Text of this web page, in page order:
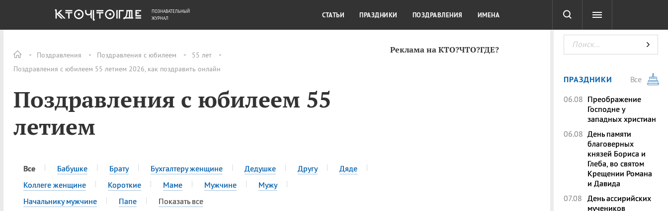
Поздравления Поздравления с юбилеем
55 лет
Поздравления с юбилеем 55 летием 2026, как поздравить онлайн
Поздравления с юбилеем 55
летием
Все Бабушке Брату Бухгалтеру женщине Дедушке Другу
Дяде
Коллеге женщине
Короткие Маме Мужчине
Мужу
Начальнику мужчине
Папе Показать все
Реклама на КТО?ЧТО?ГДЕ?
ОБЩЕСТВО ДЕНЬГИ КУЛЬТУРА КРАСОТА ТЕСТЫ
ПОЗНАВАТЕЛЬНЫЙ
ЖУРНАЛ
СТАТЬИ ПРАЗДНИКИ ПОЗДРАВЛЕНИЯ ИМЕНА
ПРАЗДНИКИ
Все
06.08 Преображение
Господне у
западных христиан
06.08 День памяти
благоверных
князей Бориса и
Глеба, во святом
Крещении Романа
и Давида
07.08 День ассирийских
мучеников